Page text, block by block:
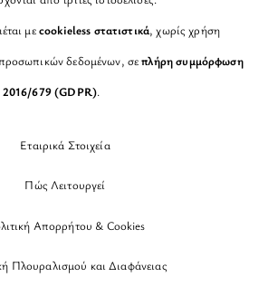
μεcookieless στατιστικά, χωρίς χρήση
δεδομένων, σεπλήρη συμμόρφωση
2016/679 (GDPR).
Εταιρικά Στοιχεία
Πώς Λειτουργεί
Απορρήτου & Cookies
Πλουραλισμού και Διαφάνειας